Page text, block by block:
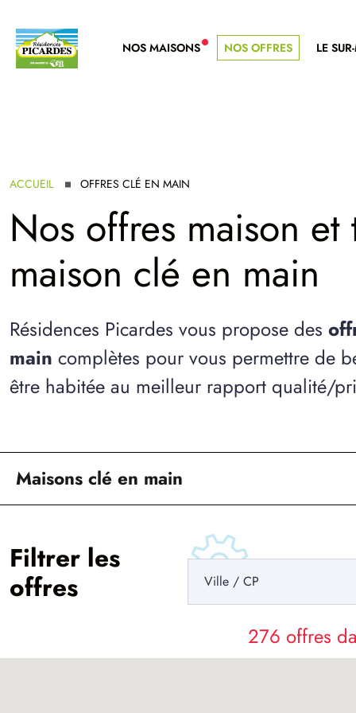
NOS MAISONS NOUVELLE GAMME
NOS OFFRES LE
ACCUEIL OFFRES CLÉ EN MAIN
Nos offres maison
maison clé en main
Résidences Picardes vous propose des
main complètes pour vous permettre de
être habitée au meilleur rapport qualité/
Maisons clé en main
Filtrer les
offres
276 offres